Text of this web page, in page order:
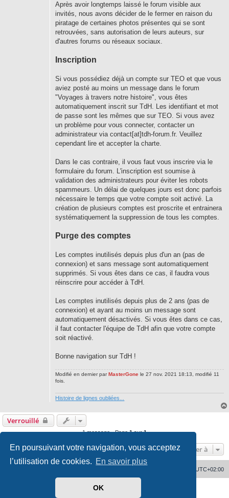
En poursuivant votre navigation, vous acceptez
l’utilisation de cookies. En savoir plus
OK
Après avoir longtemps laissé le forum visible aux
invités, nous avons décider de le fermer en raison du
piratage de certaines photos présentes qui se sont
retrouvées, sans autorisation de leurs auteurs, sur
d'autres forums ou réseaux sociaux.
Inscription
Si vous possédiez déjà un compte sur TEO et que vous
aviez posté au moins un message dans le forum
"Voyages à travers notre histoire", vous êtes
automatiquement inscrit sur TdH. Les identifiant et mot
de passe sont les mêmes que sur TEO. Si vous avez
un problème pour vous connecter, contacter un
administrateur via contact[at]tdh-forum.fr. Veuillez
cependant lire et accepter la charte.
Dans le cas contraire, il vous faut vous inscrire via le
formulaire du forum. L'inscription est soumise à
validation des administrateurs pour éviter les robots
spammeurs. Un délai de quelques jours est donc parfois
nécessaire le temps que votre compte soit activé. La
création de plusieurs comptes est proscrite et entrainera
systématiquement la suppression de tous les comptes.
Purge des comptes
Les comptes inutilisés depuis plus d'un an (pas de
connexion) et sans message sont automatiquement
supprimés. Si vous êtes dans ce cas, il faudra vous
réinscrire pour accéder à TdH.
Les comptes inutilisés depuis plus de 2 ans (pas de
connexion) et ayant au moins un message sont
automatiquement désactivés. Si vous êtes dans ce cas,
il faut contacter l'équipe de TdH afin que votre compte
soit réactivé.
Bonne navigation sur TdH !
Modifié en dernier parMasterGone le 27 nov. 2021 18:13, modifié 11
fois.
Histoire de lignes oubliées...
Verrouillé
1 message • Page1sur1
Aller à
UTC+02:00
phpBB ® Forum Software © phpBB Limited
phpBB-fr.com